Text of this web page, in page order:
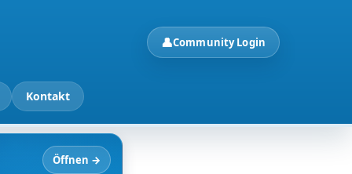
👤Community Login
Kontakt
Öffnen →